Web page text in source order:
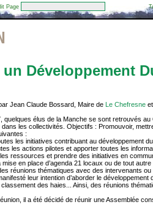
Page
Développement
Jean Claude Bossard, Maire de Le Chefresne
quelques élus de la Manche se sont retrouvés
les collectivités. Objectifs : Promouvoir,
:
les initiatives contribuant au développement
les actions pilotes et apporter toutes les
ressources et prendre des initiatives en
en place d’agenda 21 locaux ou de tout
réunions thématiques avec des intervenants
leur intention d’aborder le
des haies... Ainsi, des réunions
il a été décidé de réunir une Assemblée